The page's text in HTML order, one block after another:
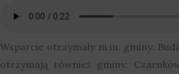
Wsparcie otrzymały m.in. gminy:
otrzymają również gminy: